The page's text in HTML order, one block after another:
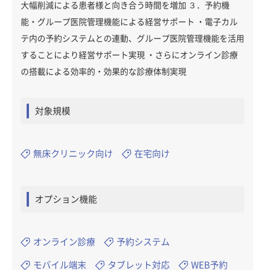
大幅削減による患者様と向き合う時間を増加 ３．予約機
能・グループ医院管理機能による経営サポート ・電子カル
テ内の予約システムとの連動、グループ医院管理機能を活用
することにより経営サポート実現 ・さらにオンライン診療
の搭載による効率的・効果的な診療体制実現
対象規模
無床クリニック向け 在宅向け
オプション機能
オンライン診療 予約システム
モバイル端末 タブレット対応 WEB予約